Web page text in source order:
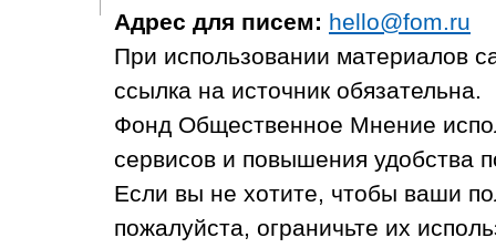
Адрес для писем: hello@fom.ru
При использовании материалов
ссылка на источник обязательна.
Фонд Общественное Мнение
сервисов и повышения удобства
Если вы не хотите, чтобы ваши
пожалуйста, ограничьте их